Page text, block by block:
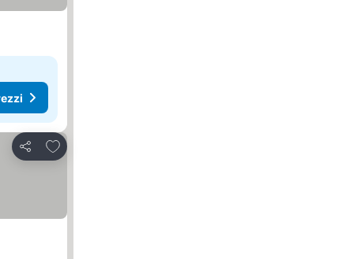
Condividi
Aggiungi ai preferiti